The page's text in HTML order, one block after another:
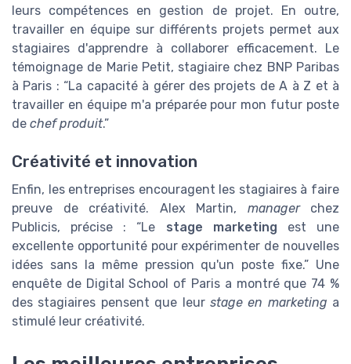
leurs compétences en gestion de projet. En outre,
travailler en équipe sur différents projets permet aux
stagiaires d'apprendre à collaborer efficacement. Le
témoignage de Marie Petit, stagiaire chez BNP Paribas
à Paris : “La capacité à gérer des projets de A à Z et à
travailler en équipe m'a préparée pour mon futur poste
de chef produit.”
Créativité et innovation
Enfin, les entreprises encouragent les stagiaires à faire
preuve de créativité. Alex Martin, managerchez
Publicis, précise : “Le stage marketing est une
excellente opportunité pour expérimenter de nouvelles
idées sans la même pression qu'un poste fixe.” Une
enquête de Digital School of Paris a montré que 74 %
des stagiaires pensent que leur stage en marketing a
stimulé leur créativité.